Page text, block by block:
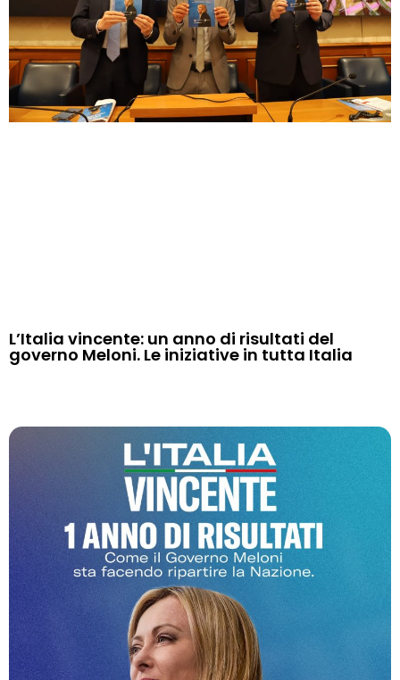
L’Italia vincente: un anno di risultati del
governo Meloni. Le iniziative in tutta Italia